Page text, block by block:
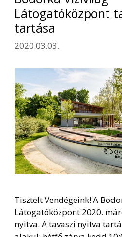
Látogatóközpont
tartása
2020.03.03.
Tisztelt Vendégeink! A
Látogatóközpont 2020.
nyitva. A tavaszi nyitva